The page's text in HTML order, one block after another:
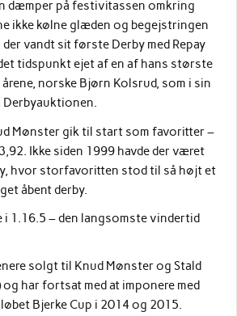
dæmper på festivitassen omkring
ikke kølne glæden og begejstringen
vandt sit første Derby med Repay
tidspunkt ejet af en af hans største
norske Bjørn Kolsrud, som i sin
Derbyauktionen.
Mønster gik til start som favoritter –
Ikke siden 1999 havde der været
hvor storfavoritten stod til så højt et
åbent derby.
i 1.16.5 – den langsomste vindertid
solgt til Knud Mønster og Stald
og har fortsat med at imponere med
Bjerke Cup i 2014 og 2015.